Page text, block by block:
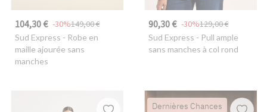
104,30 € 149,00 €
-30%
Sud Express - Robe en
maille ajourée sans
manches
90,30 € 129,00 €
-30%
Sud Express - Pull ample
sans manches à col rond
Dernières Chances